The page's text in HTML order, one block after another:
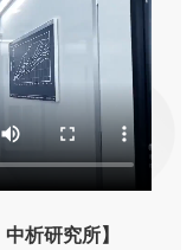
析研究所】